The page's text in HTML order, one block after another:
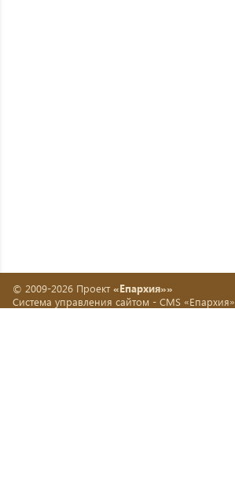
© 2009-2026 Проект «Епархия»»
Система управления сайтом - CMS «Епархия»